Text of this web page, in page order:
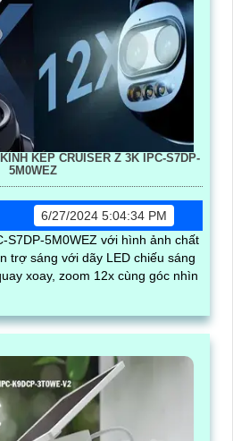
KÉP CRUISER Z 3K IPC-S7DP-
5M0WEZ
6/27/2024 5:04:34 PM
S7DP-5M0WEZ với hình ảnh chất
trợ sáng với dãy LED chiếu sáng